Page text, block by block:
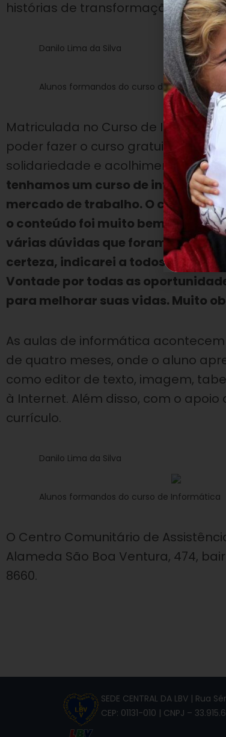
histórias de transformação se
Danilo Lima da Silva
Alunos formandos do curso de Informática
Matriculada no Curso de
poder fazer o curso gratuitamente
solidariedade e acolhimento na
tenhamos um curso de
mercado de trabalho. O curso foi
o conteúdo foi muito bem
várias dúvidas que foram
certeza, indicarei a todos que me
Vontade por todas as
para melhorar suas vidas. Muito
As aulas de informática
de quatro meses, onde o aluno
como editor de texto, imagem,
à Internet. Além disso, com o
currículo.
Danilo Lima da Silva
Alunos formandos do curso de Informática
O Centro Comunitário de
Alameda São Boa Ventura, 474,
8660.
SEDE CENTRAL DA LBV |
CEP: 01131-010 | CNPJ –